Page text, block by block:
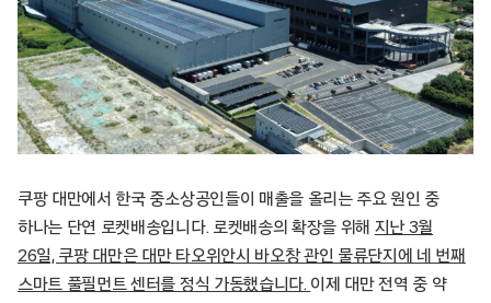
쿠팡 대만에서 한국 중소상공인들이 매출을 올리는 주요 원인 중
하나는 단연 로켓배송입니다. 로켓배송의 확장을 위해 지난 3월
26일, 쿠팡 대만은 대만 타오위안시 바오창 관인 물류단지에 네 번째
스마트 풀필먼트 센터를 정식 가동했습니다. 이제 대만 전역 중 약